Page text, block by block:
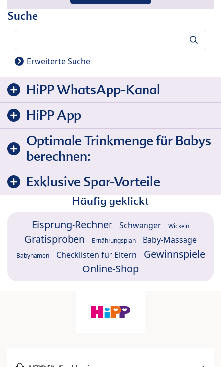
Suche
Erweiterte Suche
HiPP WhatsApp-Kanal
HiPP App
Optimale Trinkmenge für Babys
berechnen:
Exklusive Spar-Vorteile
Häufig geklickt
Eisprung-Rechner Schwanger Wickeln
Gratisproben Ernährungsplan Baby-Massage
Babynamen Checklisten für Eltern
Gewinnspiele
Online-Shop